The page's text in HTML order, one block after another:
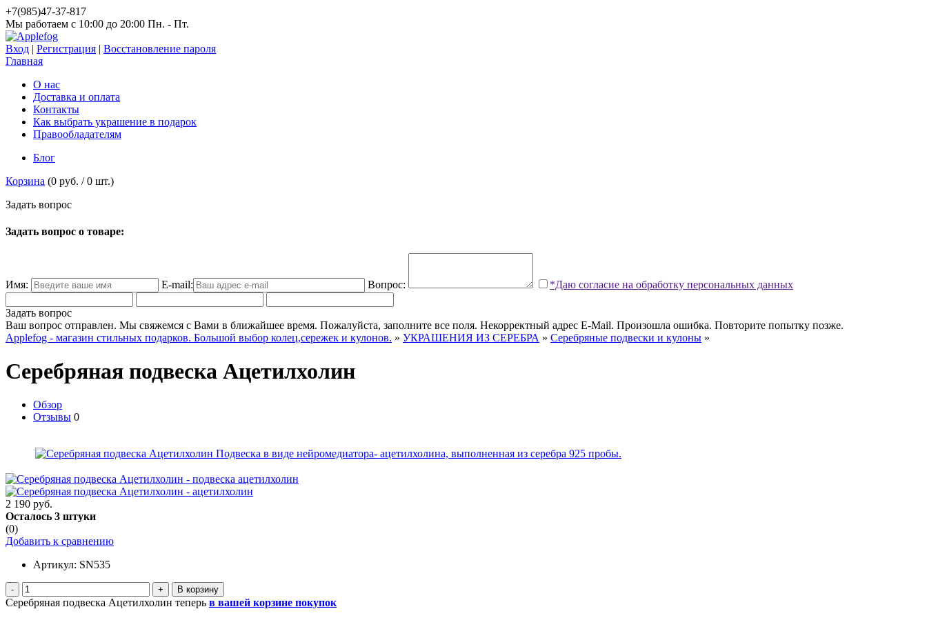
+7(985)47-37-817
Мы работаем c 10:00 до 20:00 Пн. - Пт.
Вход | Регистрация | Восстановление пароля
Главная
О нас
Доставка и оплата
Контакты
Как выбрать украшение в подарок
Правообладателям
Блог
Корзина (0 руб. /0 шт.)
Задать вопрос
Задать вопрос о товаре:
Имя: E-mail: Вопрос: *Даю согласие на обработку персональных данных
Задать вопрос
Ваш вопрос отправлен. Мы свяжемся с Вами в ближайшее время. Пожалуйста, заполните все поля. Некорректный адрес E-Mail. Произошла ошибка. Повторите попытку позже.
Applefog - магазин стильных подарков. Большой выбор колец,сережек и кулонов. » УКРАШЕНИЯ ИЗ СЕРЕБРА » Серебряные подвески и кулоны »
Серебряная подвеска Ацетилхолин
Обзор
Отзывы 0
2 190 руб.
Осталось 3 штуки
(0)
Добавить к сравнению
Артикул: SN535
- +
Серебряная подвеска Ацетилхолин теперь в вашей корзине покупок